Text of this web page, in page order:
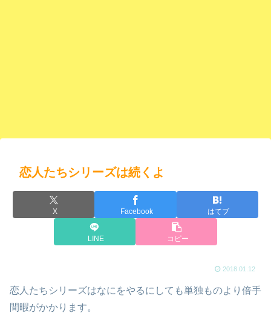
恋人たちシリーズは続くよ
X Facebook はてブ
LINE コピー
2018.01.12
恋人たちシリーズはなにをやるにしても単独ものより倍手
間暇がかかります。